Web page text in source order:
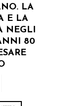
LA
E LA
NEGLI
80